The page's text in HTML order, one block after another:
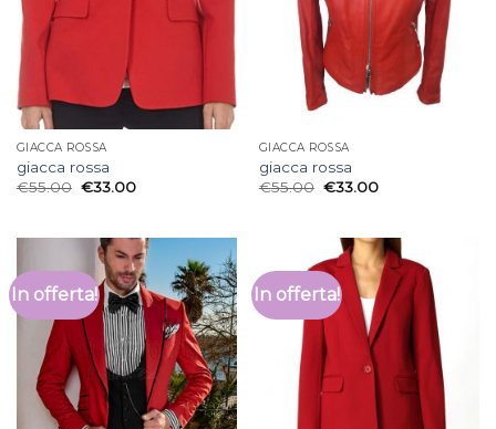
GIACCA ROSSA
giacca rossa
€55.00 €33.00
GIACCA ROSSA
giacca rossa
€55.00 €33.00
In offerta! In offerta!